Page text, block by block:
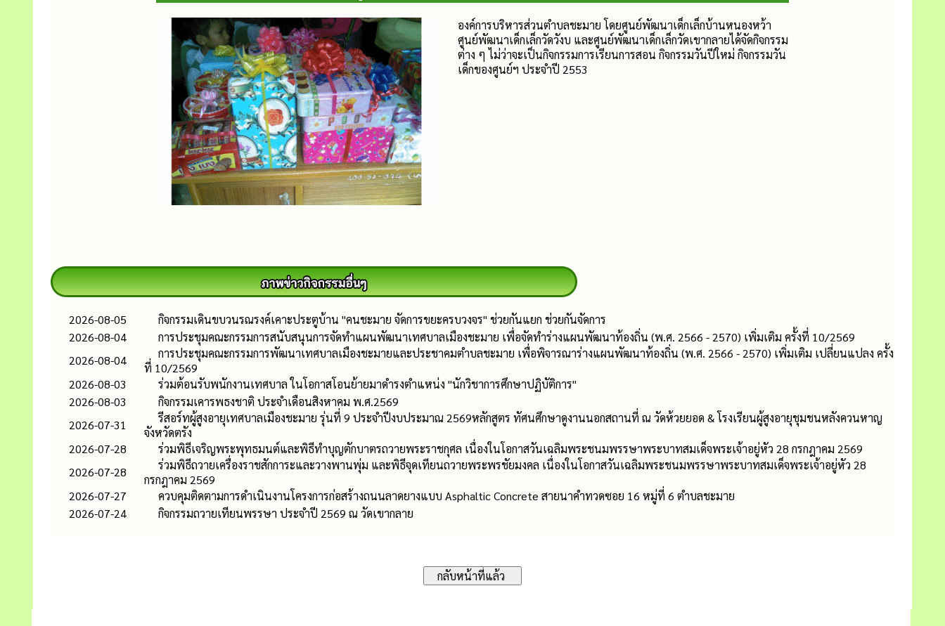
องค์การบริหารส่วนตำบลชะมาย โดยศูนย์พัฒนาเด็กเล็กบ้านหนองหว้า
ศูนย์พัฒนาเด็กเล็กวัดวังบ และศูนย์พัฒนาเด็กเล็กวัดเขากลายได้จัดกิจกรรม
ต่าง ๆ ไม่ว่าจะเป็นกิจกรรมการเรียนการสอน กิจกรรมวันปีใหม่ กิจกรรมวัน
เด็กของศูนย์ฯ ประจำปี 2553
2026-08-05
กิจกรรมเดินขบวนรณรงค์เคาะประตูบ้าน "คนชะมาย จัดการขยะครบวงจร" ช่วยกันแยก ช่วยกันจัดการ
2026-08-04
การประชุมคณะกรรมการสนับสนุนการจัดทำแผนพัฒนาเทศบาลเมืองชะมาย เพื่อจัดทำร่างแผนพัฒนาท้องถิ่น (พ.ศ. 2566 - 2570) เพิ่มเติม ครั้งที่ 10/2569
2026-08-04
การประชุมคณะกรรมการพัฒนาเทศบาลเมืองชะมายและประชาคมตำบลชะมาย เพื่อพิจารณาร่างแผนพัฒนาท้องถิ่น (พ.ศ. 2566 - 2570) เพิ่มเติม เปลี่ยนแปลง ครั้ง
ที่ 10/2569
2026-08-03
ร่วมต้อนรับพนักงานเทศบาล ในโอกาสโอนย้ายมาดำรงตำแหน่ง "นักวิชาการศึกษาปฏิบัติการ"
2026-08-03
กิจกรรมเคารพธงชาติ ประจำเดือนสิงหาคม พ.ศ.2569
2026-07-31
รีสอร์ทผู้สูงอายุเทศบาลเมืองชะมาย รุ่นที่ 9 ประจำปีงบประมาณ 2569หลักสูตร ทัศนศึกษาดูงานนอกสถานที่ ณ วัดห้วยยอด & โรงเรียนผู้สูงอายุชุมชนหลังควนหาญ
จังหวัดตรัง
2026-07-28
ร่วมพิธีเจริญพระพุทธมนต์และพิธีทำบุญตักบาตรถวายพระราชกุศล เนื่องในโอกาสวันเฉลิมพระชนมพรรษาพระบาทสมเด็จพระเจ้าอยู่หัว 28 กรกฎาคม 2569
2026-07-28
ร่วมพิธีถวายเครื่องราชสักการะและวางพานพุ่ม และพิธีจุดเทียนถวายพระพรชัยมงคล เนื่องในโอกาสวันเฉลิมพระชนมพรรษาพระบาทสมเด็จพระเจ้าอยู่หัว 28
กรกฎาคม 2569
2026-07-27
ควบคุมติดตามการดำเนินงานโครงการก่อสร้างถนนลาดยางแบบ Asphaltic Concrete สายนาคำทวดซอย 16 หมู่ที่ 6 ตำบลชะมาย
2026-07-24
กิจกรรมถวายเทียนพรรษา ประจำปี 2569 ณ วัดเขากลาย